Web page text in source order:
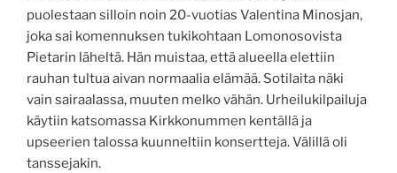
puolestaan silloin noin 20-vuotias Valentina Minosjan,
joka sai komennuksen tukikohtaan Lomonosovista
Pietarin läheltä. Hän muistaa, että alueella elettiin
rauhan tultua aivan normaalia elämää. Sotilaita näki
vain sairaalassa, muuten melko vähän. Urheilukilpailuja
käytiin katsomassa Kirkkonummen kentällä ja
upseerien talossa kuunneltiin konsertteja. Välillä oli
tanssejakin.